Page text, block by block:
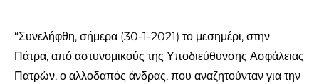
“Συνελήφθη, σήμερα (30-1-2021) το μεσημέρι, στην
Πάτρα, από αστυνομικούς της Υποδιεύθυνσης Ασφάλειας
Πατρών, ο αλλοδαπός άνδρας, που αναζητούνταν για την